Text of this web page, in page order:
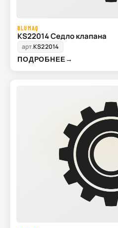
BLUMAQ
KS22014 Седло клапана
арт.KS22014
ПОДРОБНЕЕ→